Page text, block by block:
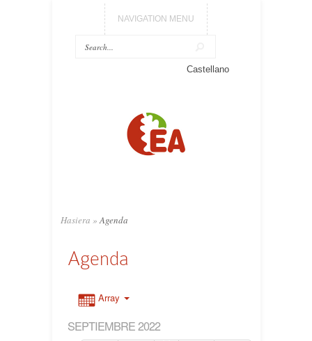
NAVIGATION MENU
Castellano
Hasiera » Agenda
Agenda
Array
SEPTIEMBRE 2022